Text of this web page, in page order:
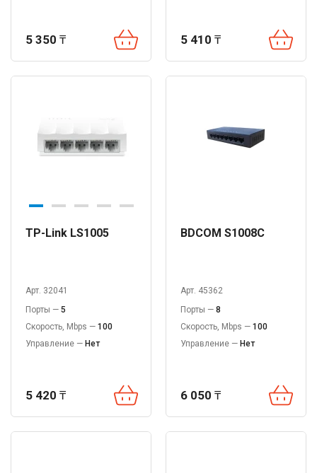
5 350 ₸ 5 410 ₸
TP-Link LS1005
Арт. 32041
Порты — 5
Скорость, Mbps — 100
Управление — Нет
5 420 ₸
BDCOM S1008C
Арт. 45362
Порты — 8
Скорость, Mbps — 100
Управление — Нет
6 050 ₸